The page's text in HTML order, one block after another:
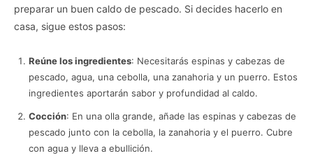
preparar un buen caldo de pescado. Si decides hacerlo en
casa, sigue estos pasos:
Reúne los ingredientes: Necesitarás espinas y cabezas de
pescado, agua, una cebolla, una zanahoria y un puerro. Estos
ingredientes aportarán sabor y profundidad al caldo.
Cocción: En una olla grande, añade las espinas y cabezas de
pescado junto con la cebolla, la zanahoria y el puerro. Cubre
con agua y lleva a ebullición.